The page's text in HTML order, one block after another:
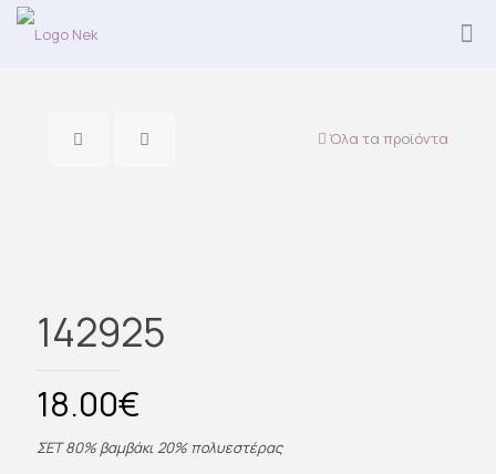
Όλα τα προϊόντα
142925
18.00€
ΣΕΤ 80% βαμβάκι 20% πολυεστέρας